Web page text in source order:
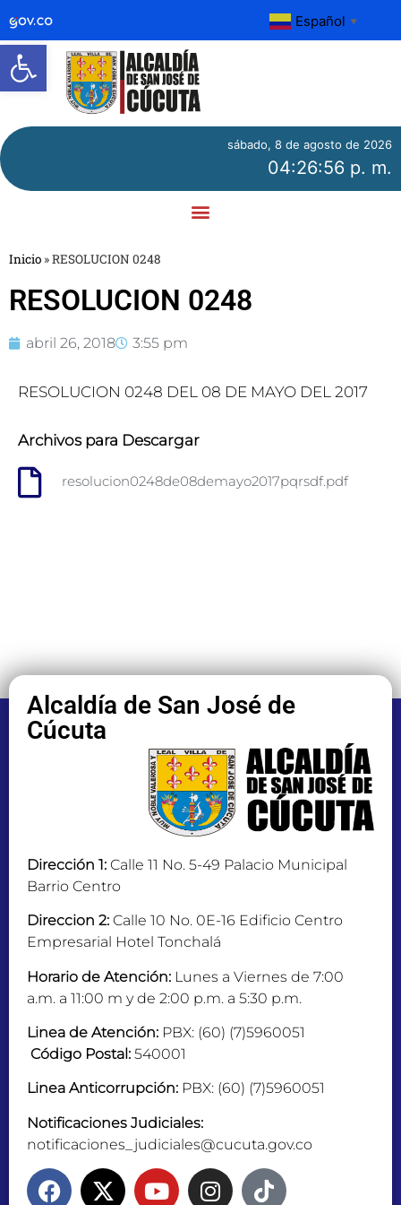
Abrir barra de herramientas
Español ▼
sábado, 8 de agosto de 2026
04:26:56 p. m.
Inicio »RESOLUCION 0248
RESOLUCION 0248
abril 26, 2018 3:55 pm
RESOLUCION 0248 DEL 08 DE MAYO DEL 2017
Archivos para Descargar
resolucion0248de08demayo2017pqrsdf.pdf
Alcaldía de San José de
Cúcuta
Dirección 1: Calle 11 No. 5-49 Palacio Municipal
Barrio Centro
Direccion 2: Calle 10 No. 0E-16 Edificio Centro
Empresarial Hotel Tonchalá
Horario de Atención: Lunes a Viernes de 7:00
a.m. a 11:00 m y de 2:00 p.m. a 5:30 p.m.
Linea de Atención: PBX: (60) (7)5960051
Código Postal: 540001
Linea Anticorrupción: PBX: (60) (7)5960051
Notificaciones Judiciales:
notificaciones_judiciales@cucuta.gov.co